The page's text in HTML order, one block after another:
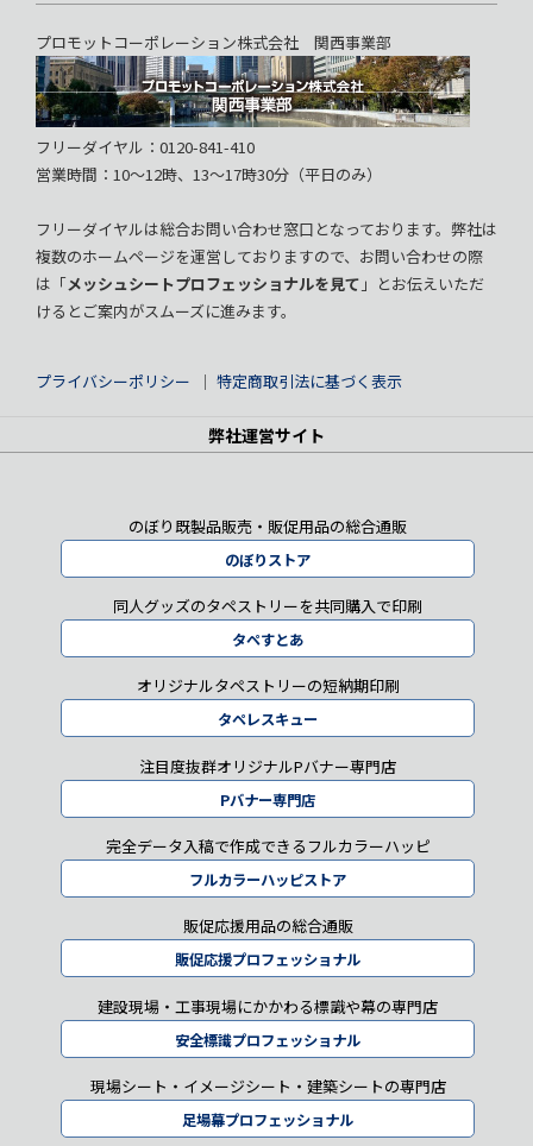
プロモットコーポレーション株式会社 関西事業部
フリーダイヤル：0120-841-410
営業時間：10～12時、13～17時30分（平日のみ）
フリーダイヤルは総合お問い合わせ窓口となっております。弊社は
複数のホームページを運営しておりますので、お問い合わせの際
は「メッシュシートプロフェッショナルを見て 」とお伝えいただ
けるとご案内がスムーズに進みます。
プライバシーポリシー ｜ 特定商取引法に基づく表示
弊社運営サイト
のぼり既製品販売・販促用品の総合通販
のぼりストア
同人グッズのタペストリーを共同購入で印刷
タペすとあ
オリジナルタペストリーの短納期印刷
タペレスキュー
注目度抜群オリジナルPバナー専門店
Pバナー専門店
完全データ入稿で作成できるフルカラーハッピ
フルカラーハッピストア
販促応援用品の総合通販
販促応援プロフェッショナル
建設現場・工事現場にかかわる標識や幕の専門店
安全標識プロフェッショナル
現場シート・イメージシート・建築シートの専門店
足場幕プロフェッショナル